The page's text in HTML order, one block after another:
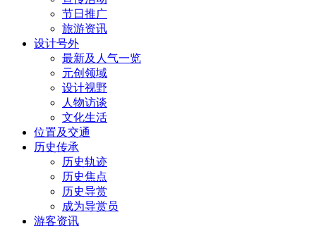
节日推广
旅游资讯
设计号外
最新及人气一览
元创领域
设计视野
人物访谈
文化生活
位置及交通
历史传承
历史轨迹
历史焦点
历史导赏
成为导赏员
游客资讯